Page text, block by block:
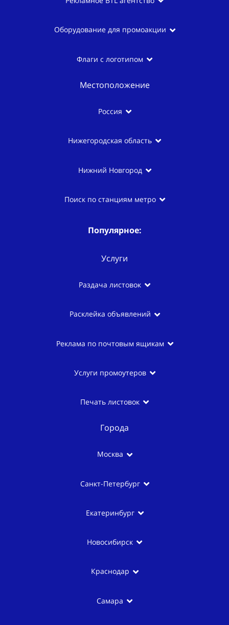
Оборудование для промоакции
Флаги с логотипом
Местоположение
Россия
Нижегородская область
Нижний Новгород
Поиск по станциям метро
Популярное:
Услуги
Раздача листовок
Расклейка объявлений
Реклама по почтовым ящикам
Услуги промоутеров
Печать листовок
Города
Москва
Санкт-Петербург
Екатеринбург
Новосибирск
Краснодар
Самара